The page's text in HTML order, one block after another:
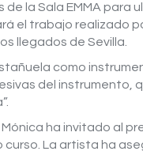
la Sala EMMA para
el trabajo realizado
llegados de Sevilla.
como
del instrumento,
ha invitado al
La artista ha